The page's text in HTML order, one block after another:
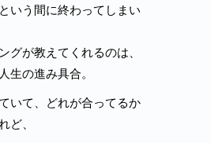
いう間に終わってしまい
グが教えてくれるのは、
生の進み具合。
いて、どれが合ってるか
ど、